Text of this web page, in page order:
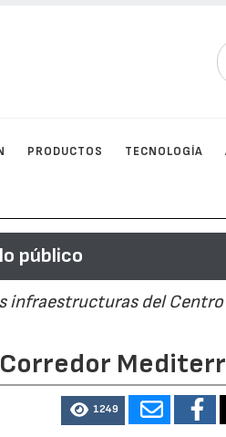
PRODUCTOS TECNOLOGÍA
público
infraestructuras del
1249